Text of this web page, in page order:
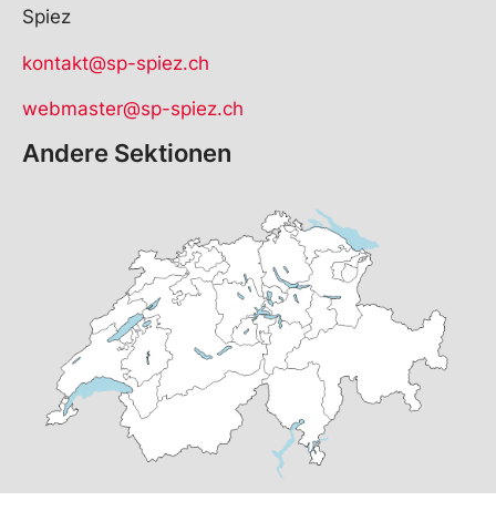
Spiez
kontakt@sp-spiez.ch
webmaster@sp-spiez.ch
Andere Sektionen